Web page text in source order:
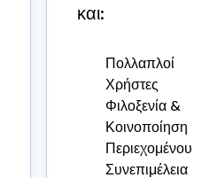
και:
Πολλαπλοί
Χρήστες
Φιλοξενία &
Κοινοποίηση
Περιεχομένου
Συνεπιμέλεια